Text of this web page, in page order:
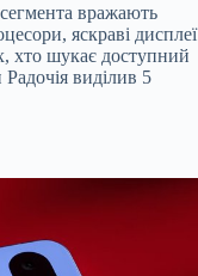
вражають
яскраві дисплеї
хто шукає доступний
виділив 5